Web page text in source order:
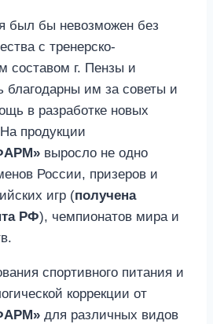
был бы невозможен без
с тренерско-
составом г. Пензы и
благодарны им за советы и
в разработке новых
продукции
выросло не одно
России, призеров и
игр (получена
РФ), чемпионатов мира и
спортивного питания и
коррекции от
для различных видов